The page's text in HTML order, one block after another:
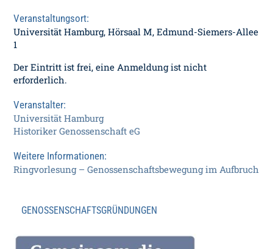
Veranstaltungsort:
Universität Hamburg, Hörsaal M, Edmund-Siemers-Allee
1
Der Eintritt ist frei, eine Anmeldung ist nicht
erforderlich.
Veranstalter:
Universität Hamburg
Historiker Genossenschaft eG
Weitere Informationen:
Ringvorlesung – Genossenschaftsbewegung im Aufbruch
GENOSSENSCHAFTSGRÜNDUNGEN